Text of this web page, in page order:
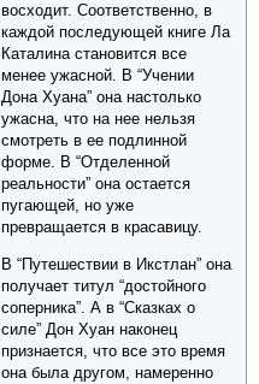
восходит. Соответственно, в
каждой последующей книге Ла
Каталина становится все
менее ужасной. В “Учении
Дона Хуана” она настолько
ужасна, что на нее нельзя
смотреть в ее подлинной
форме. В “Отделенной
реальности” она остается
пугающей, но уже
превращается в красавицу.
В “Путешествии в Икстлан” она
получает титул “достойного
соперника”. А в “Сказках о
силе” Дон Хуан наконец
признается, что все это время
она была другом, намеренно